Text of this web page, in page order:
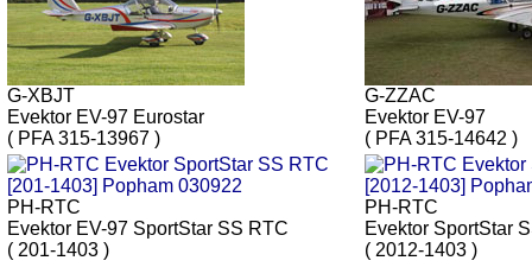
G-XBJT
Evektor EV-97 Eurostar
( PFA 315-13967 )
G-ZZAC
Evektor EV-97
( PFA 315-14642 )
PH-RTC
Evektor EV-97 SportStar SS RTC
( 201-1403 )
PH-RTC
Evektor SportStar
( 2012-1403 )